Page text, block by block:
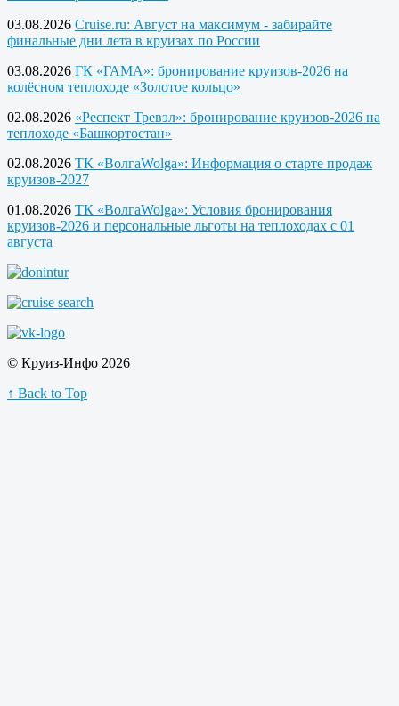
03.08.2026 Cruise.ru: Август на максимум - забирайте
финальные дни лета в круизах по России
03.08.2026 ГК «ГАМА»: бронирование круизов-2026 на
колёсном теплоходе «Золотое кольцо»
02.08.2026 «Респект Тревэл»: бронирование круизов-2026 на
теплоходе «Башкортостан»
02.08.2026 ТК «ВолгаWolga»: Информация о старте продаж
круизов-2027
01.08.2026 ТК «ВолгаWolga»: Условия бронирования
круизов-2026 и персональные льготы на теплоходах с 01
августа
© Круиз-Инфо 2026
↑ Back to Top